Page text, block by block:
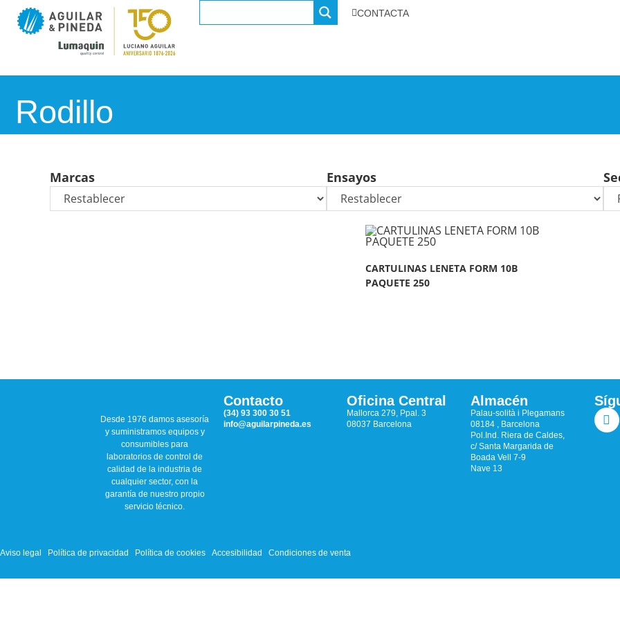
CONTACTA
Rodillo
Marcas Ensayos
CARTULINAS LENETA FORM 10B
PAQUETE 250
Desde 1976 damos asesoría
y suministramos equipos y
consumibles para
laboratorios de control de
calidad de la industria de
cualquier sector, con la
garantía de nuestro propio
servicio técnico.
Contacto
(34) 93 300 30 51
info@aguilarpineda.es
Oficina Central
Mallorca 279, Ppal. 3
08037 Barcelona
Almacén
Palau-solità i Plegamans
08184 , Barcelona
Pol.Ind. Riera de Caldes,
c/ Santa Margarida de
Boada Vell 7-9
Nave 13
Aviso legal Política de privacidad Política de cookies Accesibilidad Condiciones de venta